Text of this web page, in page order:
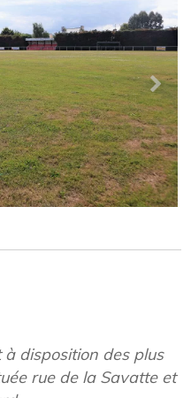
disposition des plus
rue de la Savatte et